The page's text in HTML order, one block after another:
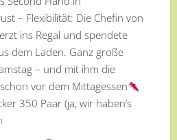
– Flexibilität: Die Chefin von
ins Regal und spendete
dem Laden. Ganz große
– und mit ihm die
vor dem Mittagessen
350 Paar (ja, wir haben’s